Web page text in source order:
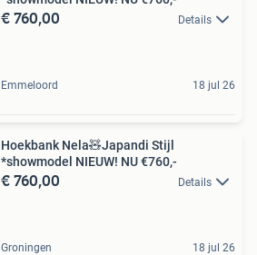
€ 760,00 Details
Emmeloord 18 jul 26
Hoekbank Nela🧸Japandi Stijl
*showmodel NIEUW! NU €760,-
€ 760,00 Details
Groningen 18 jul 26